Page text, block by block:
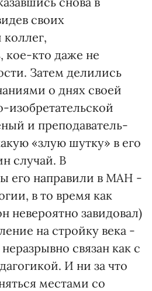
своих
коллег,
кое-кто даже не
Затем делились
о днях своей
изобретательской
и преподаватель-
«злую шутку» в его
случай. В
его направили в МАН -
в то время как
невероятно завидовал)
на стройку века -
связан как с
И ни за что
местами со